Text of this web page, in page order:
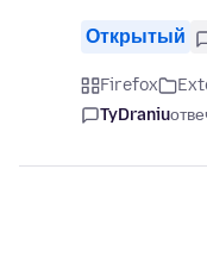
Открытый
Firefox
TyDraniu